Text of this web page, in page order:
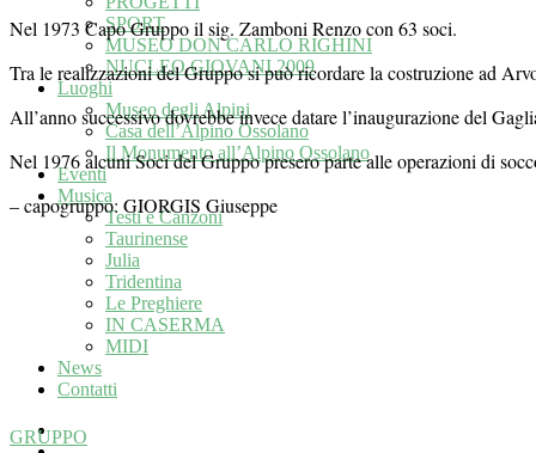
SPORT
MUSEO DON CARLO RIGHINI
NUCLEO GIOVANI 2009
Luoghi
Museo degli Alpini
Casa dell’Alpino Ossolano
Il Monumento all’Alpino Ossolano
Eventi
Musica
Testi e Canzoni
Taurinense
Julia
Tridentina
Le Preghiere
IN CASERMA
MIDI
News
Contatti
Nel 1973 Capo Gruppo il sig. Zamboni Renzo con 63 soci.
Tra le realizzazioni del Gruppo si può ricordare la costruzione ad
All’anno successivo dovrebbe invece datare l’inaugurazione del
Nel 1976 alcuni Soci del Gruppo presero parte alle operazioni di
– capogruppo: GIORGIS Giuseppe
GRUPPO